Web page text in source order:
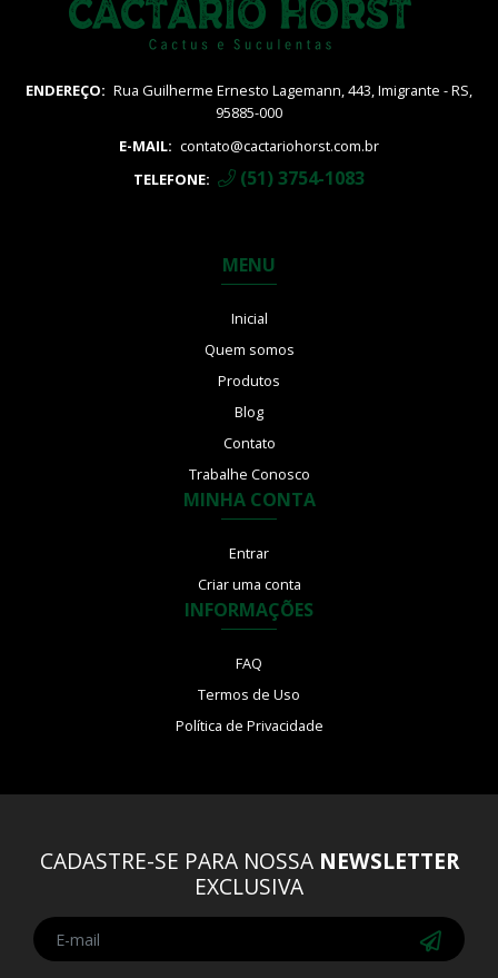
ENDEREÇO: Rua Guilherme Ernesto Lagemann, 443, Imigrante - RS,
95885-000
E-MAIL: contato@cactariohorst.com.br
TELEFONE:
(51) 3754-1083
MENU
Inicial
Quem somos
Produtos
Blog
Contato
Trabalhe Conosco
MINHA CONTA
Entrar
Criar uma conta
INFORMAÇÕES
FAQ
Termos de Uso
Política de Privacidade
CADASTRE-SE PARA NOSSA NEWSLETTER
EXCLUSIVA